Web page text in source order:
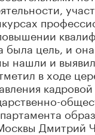
была цель, и
нашли и
в ходе
Дмитрий